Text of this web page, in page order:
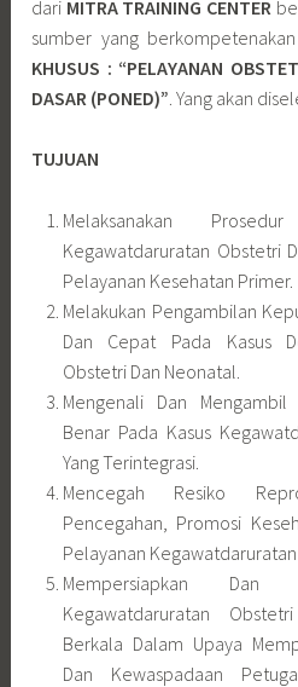
dari MITRA TRAINING CENTER
sumber yang
KHUSUS : “PELAYANAN
DASAR (PONED)” . Yang akan
TUJUAN
Melaksanakan
Kegawatdaruratan Obstetri
Pelayanan Kesehatan Primer.
Melakukan Pengambilan
Dan Cepat Pada Kasus
Obstetri Dan Neonatal.
Mengenali Dan
Benar Pada Kasus
Yang Terintegrasi.
Mencegah Resiko
Pencegahan, Promosi
Pelayanan
Mempersiapkan Dan
Kegawatdaruratan
Berkala Dalam Upaya
Dan Kewaspadaan